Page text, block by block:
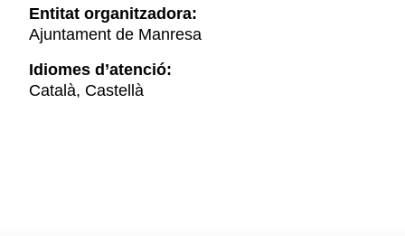
Entitat organitzadora:
Ajuntament de Manresa
Idiomes d’atenció:
Català, Castellà